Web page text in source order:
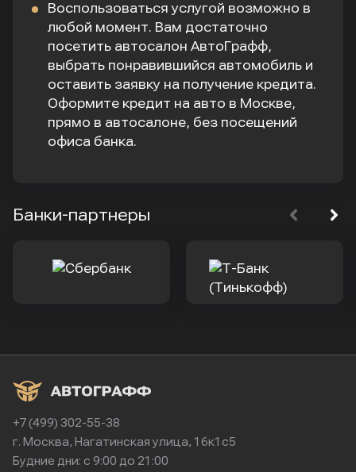
Воспользоваться услугой возможно в
любой момент. Вам достаточно
посетить автосалон АвтоГрафф,
выбрать понравившийся автомобиль и
оставить заявку на получение кредита.
Оформите кредит на авто в Москве,
прямо в автосалоне, без посещений
офиса банка.
Банки-партнеры
+7 (499) 302-55-38
г. Москва, Нагатинская улица, 16к1с5
Будние дни: с 9:00 до 21:00